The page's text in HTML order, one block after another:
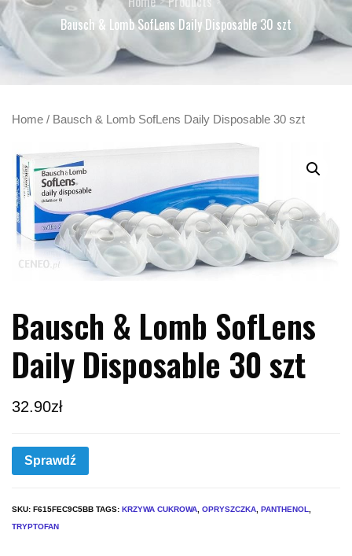
Bausch & Lomb SofLens Daily Disposable 30 szt
Home / Bausch & Lomb SofLens Daily Disposable 30 szt
Bausch & Lomb SofLens
Daily Disposable 30 szt
32.90zł
Sprawdź
SKU: F615FEC9C5BB TAGS: KRZYWA CUKROWA OPRYSZCZKA PANTHENOL
TRYPTOFAN